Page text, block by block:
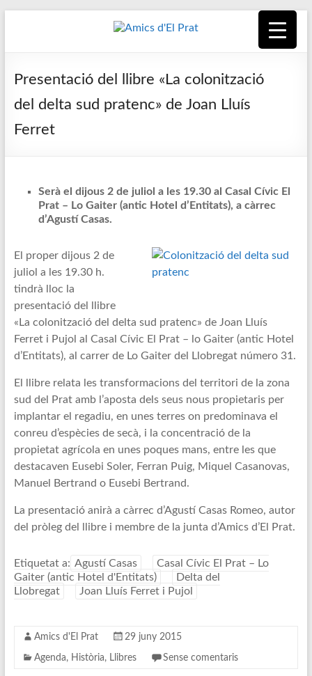
d'El
Prat
nascuda amb
la finalitat de
de la unió de
Presentació del llibre «La colonització
del delta sud pratenc» de Joan Lluís
Ferret
Serà el dijous 2 de juliol a les 19.30 al Casal Cívic El
Prat – Lo Gaiter (antic Hotel d’Entitats), a càrrec
d’Agustí Casas.
El proper dijous 2 de
juliol a les 19.30 h.
tindrà lloc la
presentació del llibre
«La colonització del delta sud pratenc» de Joan Lluís
Ferret i Pujol al Casal Cívic El Prat – lo Gaiter (antic Hotel
d’Entitats), al carrer de Lo Gaiter del Llobregat número 31.
El llibre relata les transformacions del territori de la zona
sud del Prat amb l’aposta dels seus nous propietaris per
implantar el regadiu, en unes terres on predominava el
conreu d’espècies de secà, i la concentració de la
propietat agrícola en unes poques mans, entre les que
destacaven Eusebi Soler, Ferran Puig, Miquel Casanovas,
Manuel Bertrand o Eusebi Bertrand.
La presentació anirà a càrrec d’Agustí Casas Romeo, autor
del pròleg del llibre i membre de la junta d’Amics d’El Prat.
Etiquetat a: Agustí Casas
Casal Cívic El Prat – Lo
Gaiter (antic Hotel d'Entitats)
Delta del
Llobregat
Joan Lluís Ferret i Pujol
Amics d'El Prat 29 juny 2015
Agenda, Història, Llibres Sense comentaris